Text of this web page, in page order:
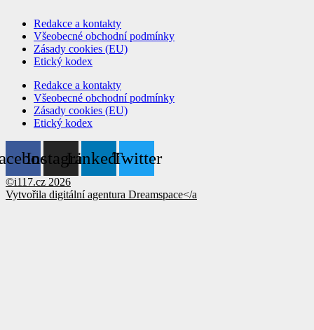
Redakce a kontakty
Všeobecné obchodní podmínky
Zásady cookies (EU)
Etický kodex
Redakce a kontakty
Všeobecné obchodní podmínky
Zásady cookies (EU)
Etický kodex
InstagramLinkedinTwitter
©i117.cz 2026
Vytvořila digitální agentura Dreamspace</a